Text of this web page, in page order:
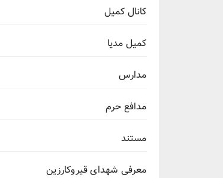
کانال کمیل
کمیل مدیا
مدارس
مدافع حرم
مستند
معرفی شهدای قیروکارزین